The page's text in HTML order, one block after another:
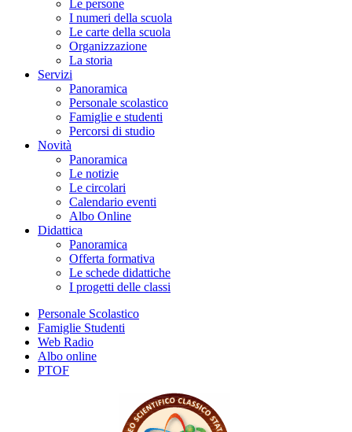
Le persone
I numeri della scuola
Le carte della scuola
Organizzazione
La storia
Servizi
Panoramica
Personale scolastico
Famiglie e studenti
Percorsi di studio
Novità
Panoramica
Le notizie
Le circolari
Calendario eventi
Albo Online
Didattica
Panoramica
Offerta formativa
Le schede didattiche
I progetti delle classi
Personale Scolastico
Famiglie Studenti
Web Radio
Albo online
PTOF